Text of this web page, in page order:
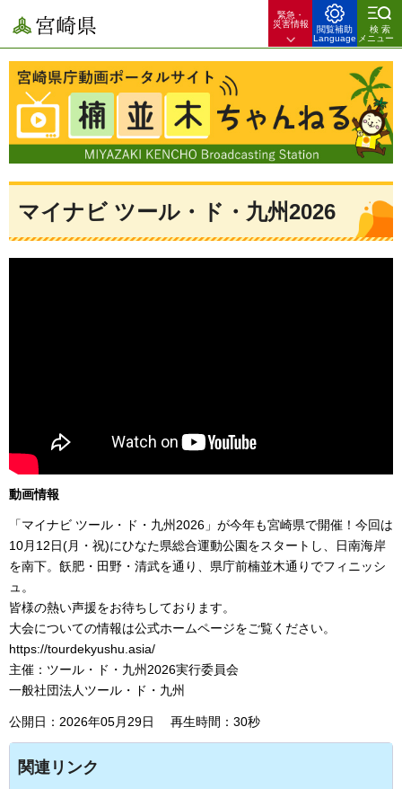
宮崎県
緊急・
災害情報
閲覧補助
Language
検索
メニュー
マイナビ ツール・ド・九州2026
動画情報
「マイナビ ツール・ド・九州2026」が今年も宮崎県で開催！今回は
10月12日(月・祝)にひなた県総合運動公園をスタートし、日南海岸
を南下。飫肥・田野・清武を通り、県庁前楠並木通りでフィニッシ
ュ。
皆様の熱い声援をお待ちしております。
大会についての情報は公式ホームページをご覧ください。
https://tourdekyushu.asia/
主催：ツール・ド・九州2026実行委員会
一般社団法人ツール・ド・九州
公開日：2026年05月29日 再生時間：30秒
関連リンク